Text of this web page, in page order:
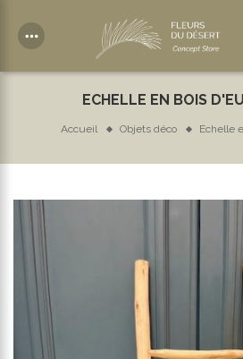
more_horiz
ECHELLE EN BOIS
Accueil Objets déco Echelle